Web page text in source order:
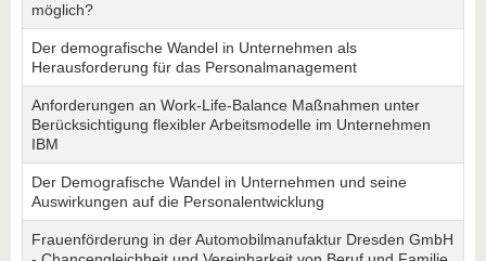
möglich?
Der demografische Wandel in Unternehmen als
Herausforderung für das Personalmanagement
Anforderungen an Work-Life-Balance Maßnahmen unter
Berücksichtigung flexibler Arbeitsmodelle im Unternehmen
IBM
Der Demografische Wandel in Unternehmen und seine
Auswirkungen auf die Personalentwicklung
Frauenförderung in der Automobilmanufaktur Dresden GmbH